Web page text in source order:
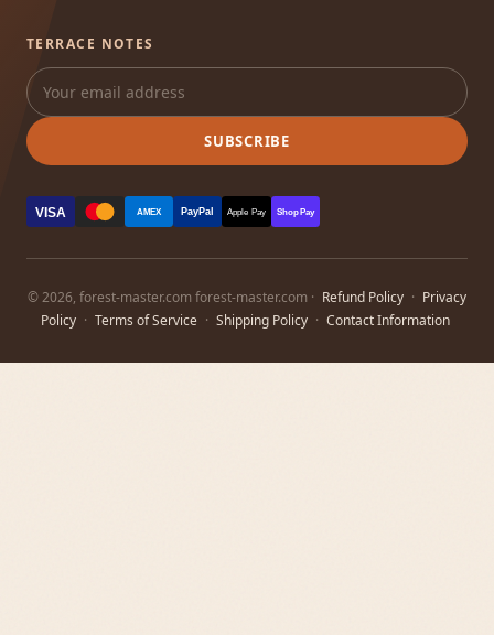
TERRACE NOTES
SUBSCRIBE
VISA AMEX PayPal Apple Pay Shop Pay
© 2026, forest-master.com forest-master.com · Refund Policy · Privacy
Policy · Terms of Service · Shipping Policy · Contact Information